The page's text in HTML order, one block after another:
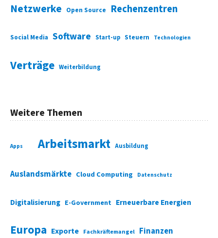
Netzwerke Open Source Rechenzentren
Social Media Software Start-up Steuern Technologien
Verträge Weiterbildung
Weitere Themen
Apps Arbeitsmarkt Ausbildung
Auslandsmärkte Cloud Computing Datenschutz
Digitalisierung E-Government Erneuerbare Energien
Europa Exporte Fachkräftemangel Finanzen